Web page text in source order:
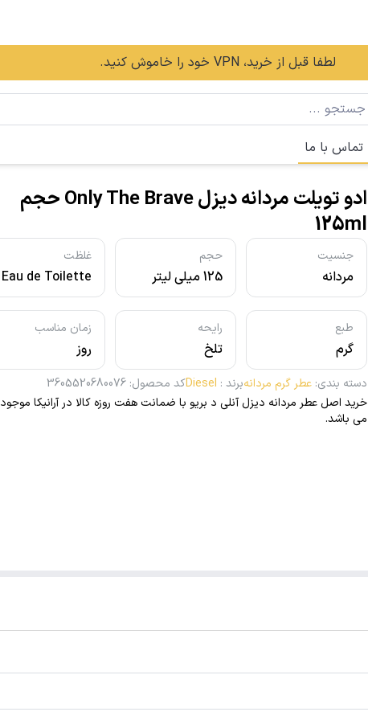
لطفا قبل از خرید، VPN خود را خاموش کنید.
تماس با ما
ادو تویلت مردانه دیزل Only The Brave حجم
125ml
جنسیت
مردانه
حجم
125 میلی لیتر
غلظت
Eau de Toilette
- ادو تویلت
طبع
گرم
رایحه
تلخ
زمان مناسب
روز
دسته بندی: عطر گرم مردانهبرند :
Dieselکد محصول:
3605520680076
خرید اصل عطر مردانه دیزل آنلی د بریو با ضمانت هفت روزه کالا در آرانیکا موجود
می باشد.